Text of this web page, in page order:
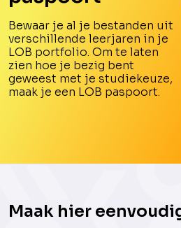
Bewaar je al je bestanden uit
verschillende leerjaren in je
LOB portfolio. Om te laten
zien hoe je bezig bent
geweest met je studiekeuze,
maak je een LOB paspoort.
Maak hier